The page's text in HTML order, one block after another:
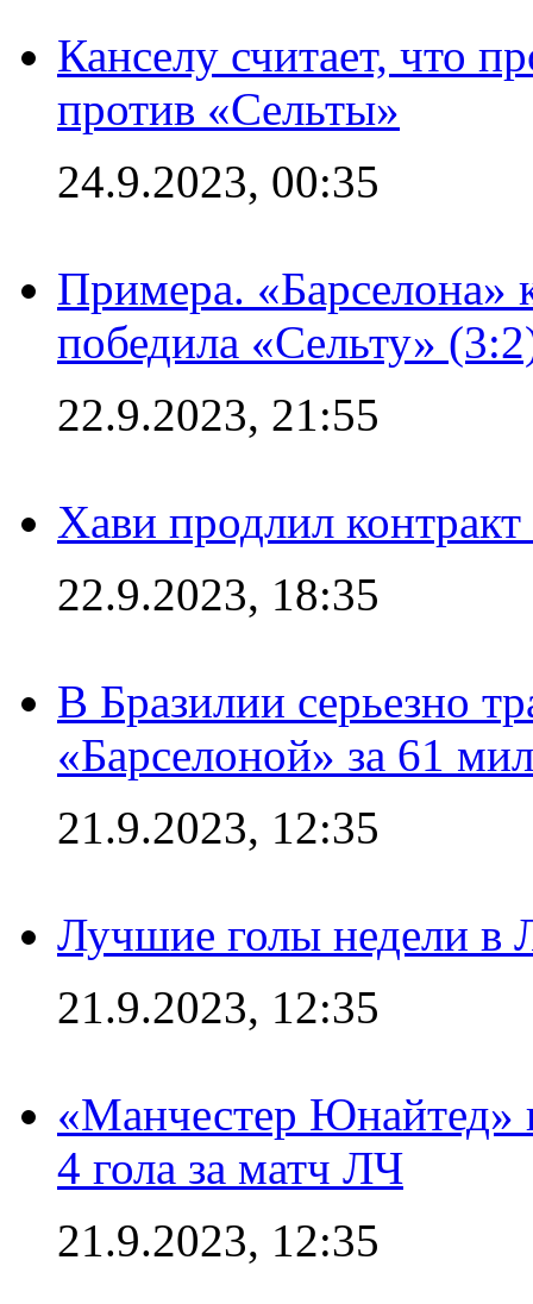
Канселу считает, что
против «Сельты»
24.9.2023, 00:35
Примера. «Барселона»
победила «Сельту»
22.9.2023, 21:55
Хави продлил
22.9.2023, 18:35
В Бразилии серьезно
«Барселоной» за 61
21.9.2023, 12:35
Лучшие голы недели в
21.9.2023, 12:35
«Манчестер Юнайтед»
4 гола за матч ЛЧ
21.9.2023, 12:35